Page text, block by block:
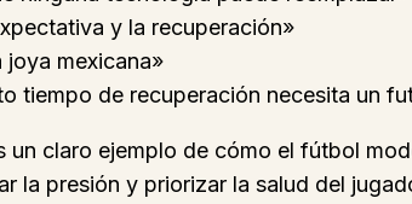
y la recuperación»
joya mexicana»
tiempo de recuperación necesita un
un claro ejemplo de cómo el fútbol
la presión y priorizar la salud del